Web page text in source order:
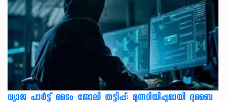
വ്യാജ പാർട്ട് ടൈം ജോലി തട്ടിപ്പ്: മുന്നറിയിപ്പുമായി ദുബൈ